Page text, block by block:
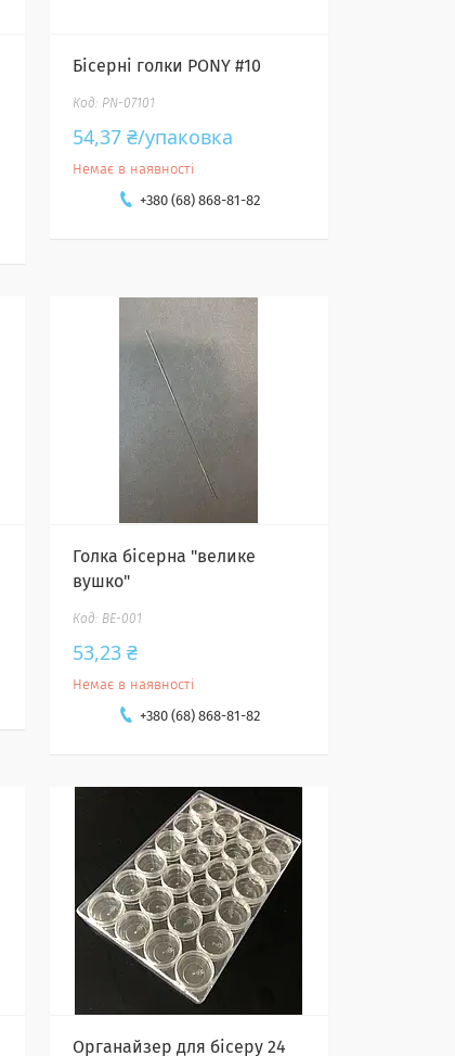
Бісерні голки PONY #10
PN-07101
54,37 ₴/упаковка
Немає в наявності
+380 (68) 868-81-82
Голка бісерна "велике
вушко"
BE-001
53,23 ₴
Немає в наявності
+380 (68) 868-81-82
Органайзер для бісеру 24